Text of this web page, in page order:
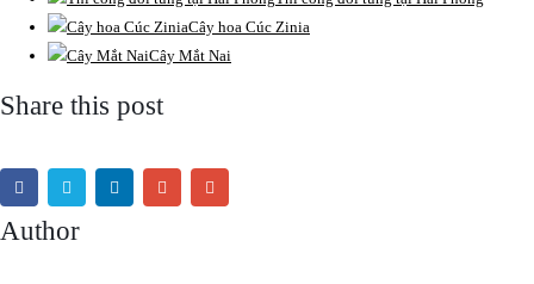
Cây hoa Cúc Zinia
Cây Mắt Nai
Share this post
Author